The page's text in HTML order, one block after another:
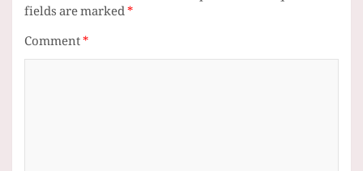
fields are marked*
Comment*